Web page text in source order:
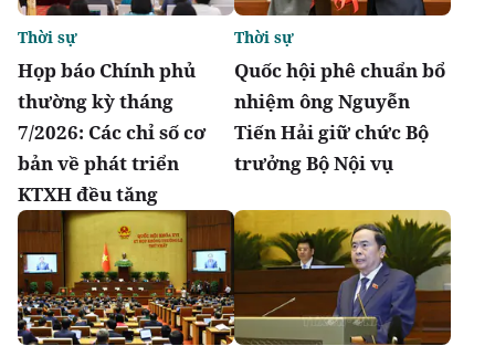
Họp báo Chính phủ
thường kỳ tháng
7/2026: Các chỉ số cơ
bản về phát triển
KTXH đều tăng
Thời sự
Quốc hội phê chuẩn bổ
nhiệm ông Nguyễn
Tiến Hải giữ chức Bộ
trưởng Bộ Nội vụ
Thời sự